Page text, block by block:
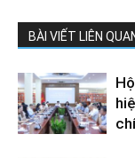
BÀI VIẾT LIÊN